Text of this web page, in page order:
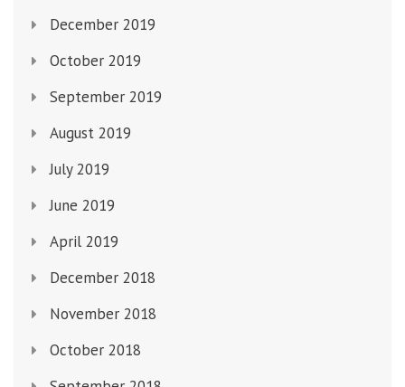
December 2019
October 2019
September 2019
August 2019
July 2019
June 2019
April 2019
December 2018
November 2018
October 2018